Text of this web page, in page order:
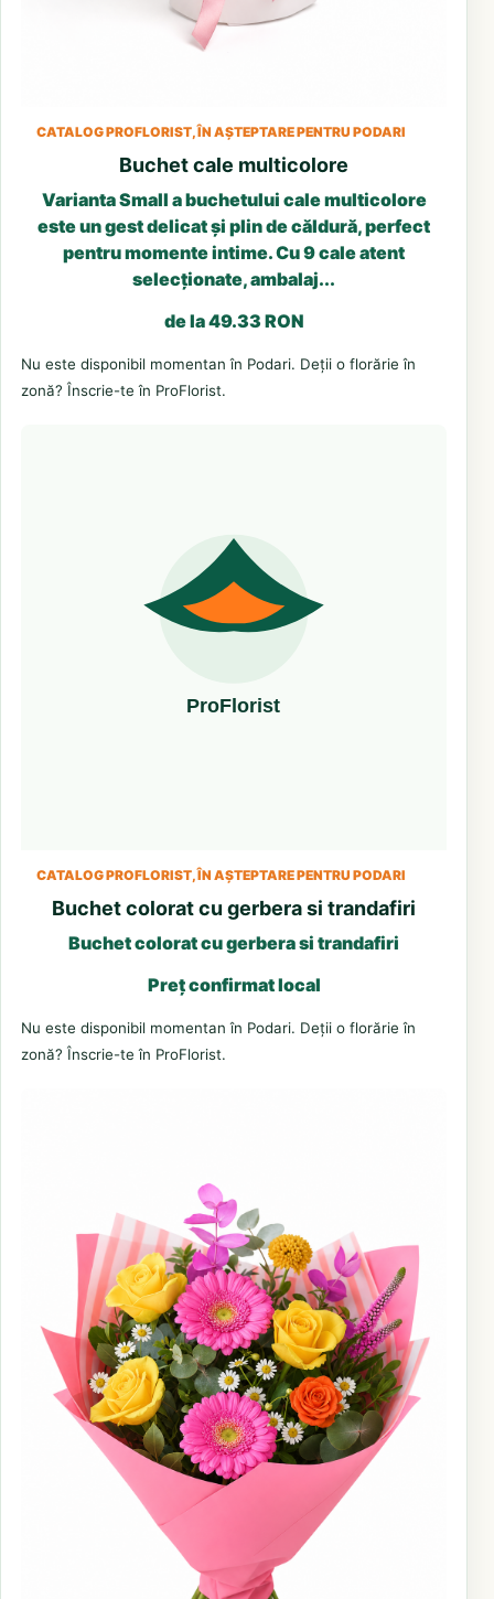
CATALOG PROFLORIST, ÎN AȘTEPTARE PENTRU PODARI
Buchet cale multicolore
Varianta Small a buchetului cale multicolore
este un gest delicat și plin de căldură, perfect
pentru momente intime. Cu 9 cale atent
selecționate, ambalaj...
de la 49.33 RON
Nu este disponibil momentan în Podari. Deții o florărie în
zonă? Înscrie-te în ProFlorist.
CATALOG PROFLORIST, ÎN AȘTEPTARE PENTRU PODARI
Buchet colorat cu gerbera si trandafiri
Buchet colorat cu gerbera si trandafiri
Preț confirmat local
Nu este disponibil momentan în Podari. Deții o florărie în
zonă? Înscrie-te în ProFlorist.